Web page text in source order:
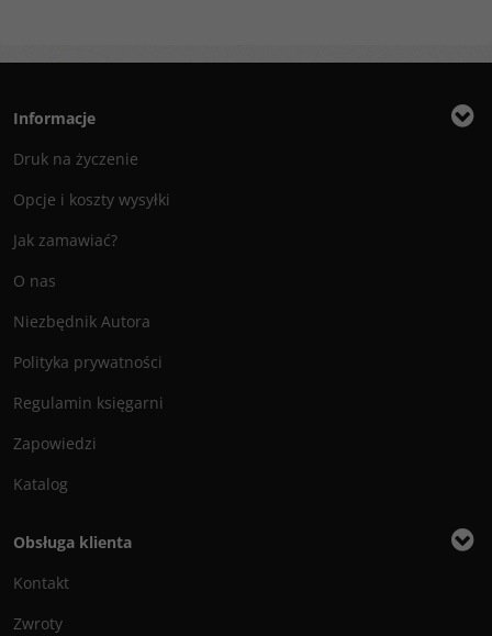
Informacje
Druk na życzenie
Opcje i koszty wysyłki
Jak zamawiać?
O nas
Niezbędnik Autora
Polityka prywatności
Regulamin księgarni
Zapowiedzi
Katalog
Obsługa klienta
Kontakt
Zwroty